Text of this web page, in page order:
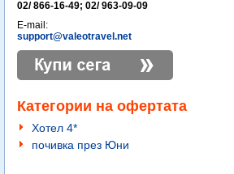
02/ 866-16-49; 02/ 963-09-09
E-mail:
support@valeotravel.net
Категории на офертата
Хотел 4*
почивка през Юни